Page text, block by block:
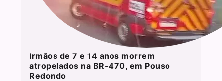
Irmãos de 7 e 14 anos morrem
atropelados na BR-470, em Pouso
Redondo